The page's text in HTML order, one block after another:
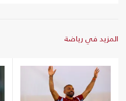
المزيد في رياضة